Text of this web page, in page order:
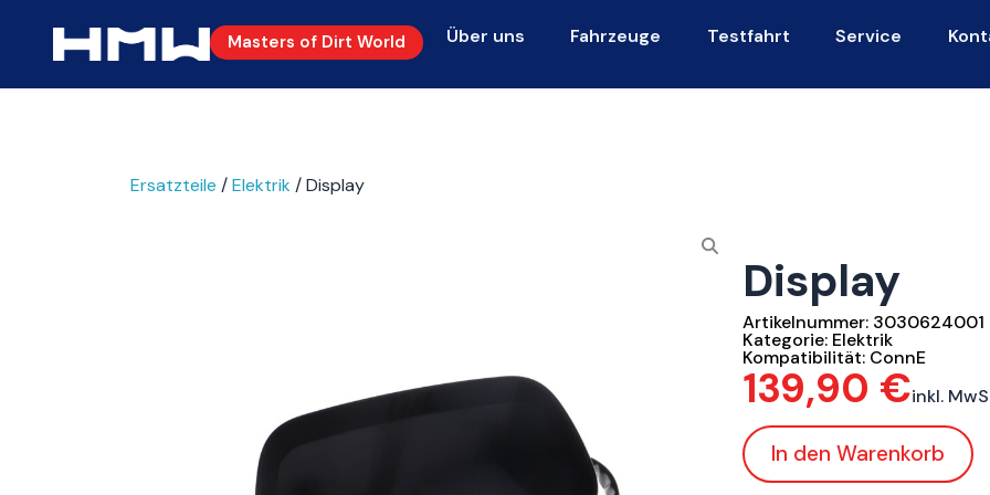
Masters of Dirt World Über uns Fahrzeuge Testfahrt Service
Ersatzteile /Elektrik / Display
Display
Artikelnummer: 3030624001
Kategorie: Elektrik
Kompatibilität: ConnE
139,90 €inkl.
In den Warenkorb